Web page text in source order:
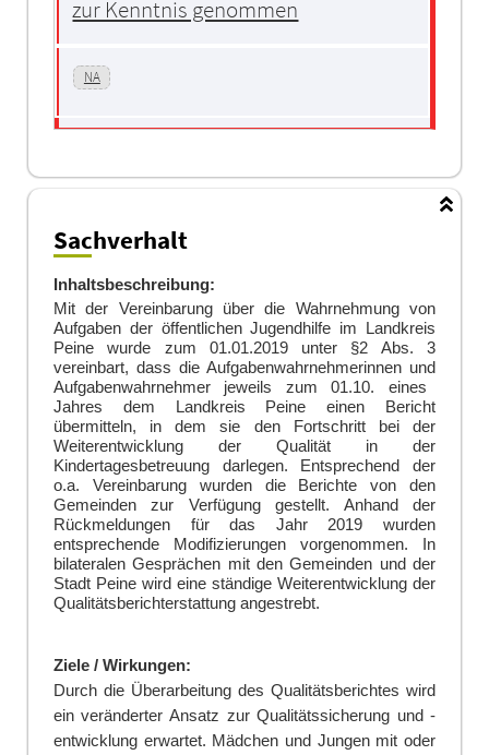
zur Kenntnis genommen
NA
Sachverhalt
Inhaltsbeschreibung:
Mit der Vereinbarung über die Wahrnehmung von
Aufgaben der öffentlichen Jugendhilfe im Landkreis
Peine wurde zum 01.01.2019 unter §2 Abs. 3
vereinbart, dass die Aufgabenwahrnehmerinnen und
Aufgabenwahrnehmerjeweils zum 01.10. eines
Jahres dem Landkreis Peine einen Bericht
übermitteln, in dem sie den Fortschritt bei der
Weiterentwicklung der Qualität in der
Kindertagesbetreuung darlegen. Entsprechend der
o.a. Vereinbarung wurden die Berichte von den
Gemeinden zur Verfügung gestellt. Anhand der
Rückmeldungen für das Jahr 2019 wurden
entsprechende Modifizierungen vorgenommen. In
bilateralen Gesprächen mit den Gemeinden und der
Stadt Peine wird eine ständige Weiterentwicklung der
Qualitätsberichterstattung angestrebt.
Ziele / Wirkungen:
Durch die Überarbeitung des Qualitätsberichtes wird
ein veränderter Ansatz zur Qualitätssicherung und -
entwicklung erwartet. Mädchen und Jungen mit oder